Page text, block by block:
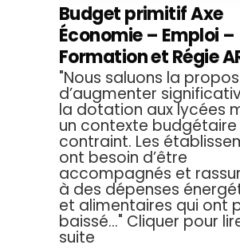
Budget primitif Axe
Économie – Emploi –
Formation et Régie
"Nous saluons la
d’augmenter
la dotation aux lycées
un contexte budgétaire
contraint. Les
ont besoin d’être
accompagnés et
à des dépenses
et alimentaires qui ont
baissé..." Cliquer pour
suite